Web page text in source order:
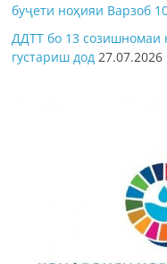
буҷети ноҳияи Варзоб
ДДТТ бо 13 созишномаи
густариш дод 27.07.2026